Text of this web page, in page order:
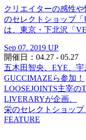
クリエイターの感性
のセレクトショップ
は、東京・下北沢「
Sep 07. 2019 UP
開催日：04.27 - 05.27
五木田智央、EYE、宇
GUCCIMAZEら参加！
LOOSEJOINTS主宰
LIVERARYが企画、
栄のセレクトショップ
FEATURE